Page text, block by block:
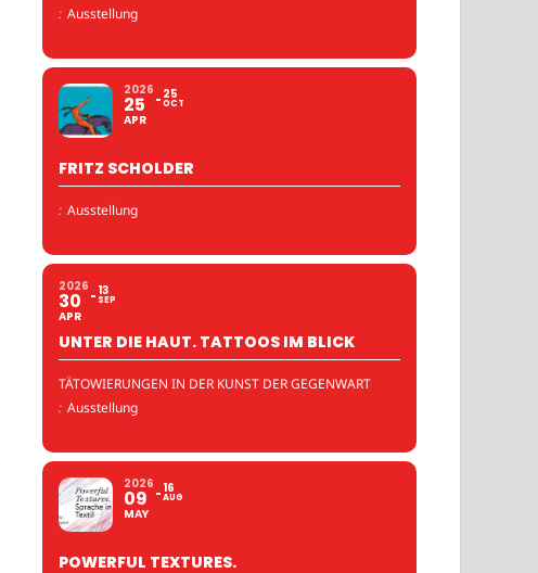
: Ausstellung
2026
25
APR
25
OCT
FRITZ SCHOLDER
: Ausstellung
2026
30
APR
13
SEP
UNTER DIE HAUT. TATTOOS IM BLICK
TÄTOWIERUNGEN IN DER KUNST DER GEGENWART
: Ausstellung
2026
09
MAY
16
AUG
POWERFUL TEXTURES.